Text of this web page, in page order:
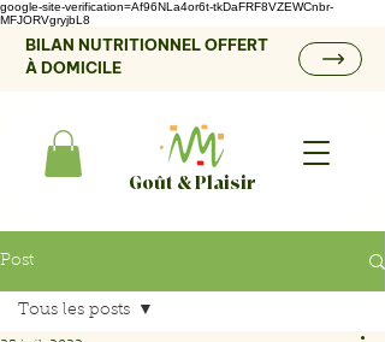
google-site-verification=Af96NLa4or6t-tkDaFRF8VZEWCnbr-
MFJORVgryjbL8
BILAN NUTRITIONNEL OFFERT
À DOMICILE
Goût & Plaisir
Post
Tous les posts